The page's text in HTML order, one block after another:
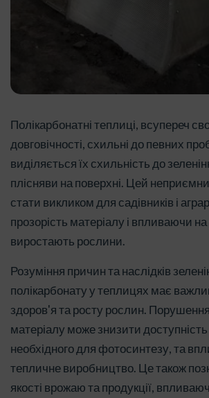
Полікарбонатні теплиці, всупереч
довговічності, схильні до певних
виділяється їх схильність до
плісняви на поверхні. Цей
стати викликом для садівників і
прозорість матеріалу і впливаючи
виростають рослини.
Розуміння причин та наслідків
полікарбонату у теплицях має
здоров'я та росту рослин.
матеріалу може знизити доступність
необхідного для фотосинтезу, та
тепличне виробництво. Це також
якості врожаю та продукції,